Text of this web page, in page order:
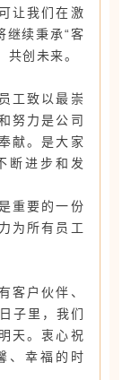
让我们在激
继续秉承“客
共创未来。
工致以最崇
努力是公司
献。是大家
断进步和发
重要的一份
为所有员工
客户伙伴、
子里，我们
天。衷心祝
、幸福的时